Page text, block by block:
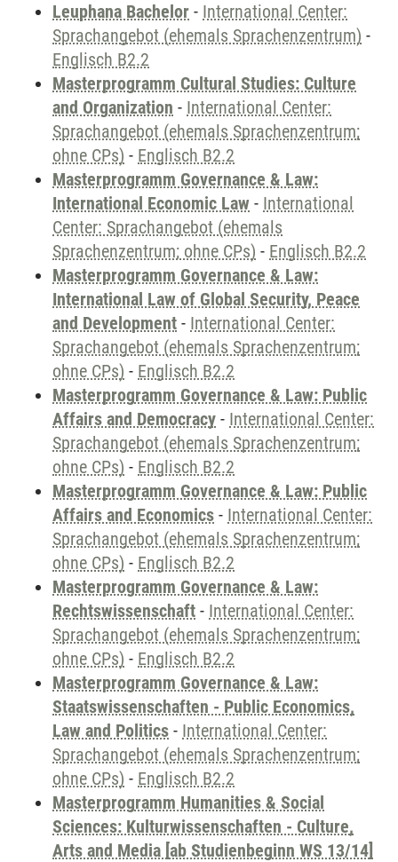
Leuphana Bachelor - International Center:
Sprachangebot (ehemals Sprachenzentrum) -
Englisch B2.2
Masterprogramm Cultural Studies: Culture
and Organization - International Center:
Sprachangebot (ehemals Sprachenzentrum;
ohne CPs) - Englisch B2.2
Masterprogramm Governance & Law:
International Economic Law - International
Center: Sprachangebot (ehemals
Sprachenzentrum; ohne CPs) - Englisch B2.2
Masterprogramm Governance & Law:
International Law of Global Security, Peace
and Development - International Center:
Sprachangebot (ehemals Sprachenzentrum;
ohne CPs) - Englisch B2.2
Masterprogramm Governance & Law: Public
Affairs and Democracy - International Center:
Sprachangebot (ehemals Sprachenzentrum;
ohne CPs) - Englisch B2.2
Masterprogramm Governance & Law: Public
Affairs and Economics - International Center:
Sprachangebot (ehemals Sprachenzentrum;
ohne CPs) - Englisch B2.2
Masterprogramm Governance & Law:
Rechtswissenschaft - International Center:
Sprachangebot (ehemals Sprachenzentrum;
ohne CPs) - Englisch B2.2
Masterprogramm Governance & Law:
Staatswissenschaften - Public Economics,
Law and Politics - International Center:
Sprachangebot (ehemals Sprachenzentrum;
ohne CPs) - Englisch B2.2
Masterprogramm Humanities & Social
Sciences: Kulturwissenschaften - Culture,
Arts and Media [ab Studienbeginn WS 13/14]